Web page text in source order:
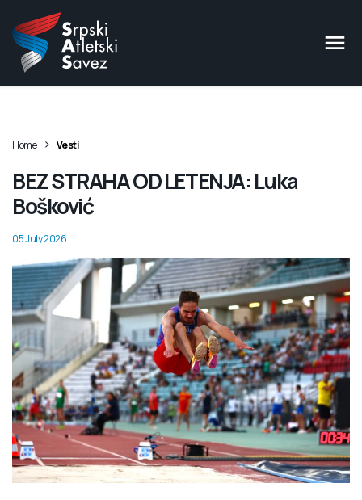
Home > Vesti
BEZ STRAHA OD LETENJA: Luka
Bošković
05 July 2026